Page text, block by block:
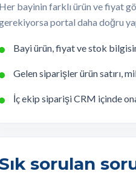
Her bayinin farklı ürün ve fiyat
portal daha doğru
Bayi ürün, fiyat ve stok
Gelen siparişler ürün satırı,
İç ekip siparişi CRM içinde
sorulan